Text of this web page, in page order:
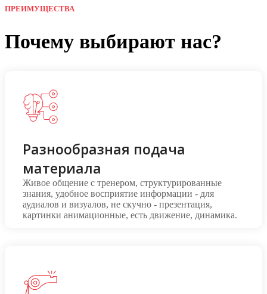
ПРЕИМУЩЕСТВА
Почему выбирают нас?
Разнообразная подача
материала
Живое общение с тренером, структурированные
знания, удобное восприятие информации - для
аудиалов и визуалов, не скучно - презентация,
картинки анимационные, есть движение, динамика.